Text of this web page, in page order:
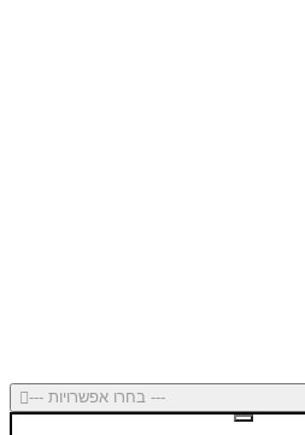
--- בחרו אפשרויות ---